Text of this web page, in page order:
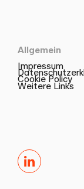
Allgemein
Impressum
Cookie Policy
Weitere Links
LinkedIn